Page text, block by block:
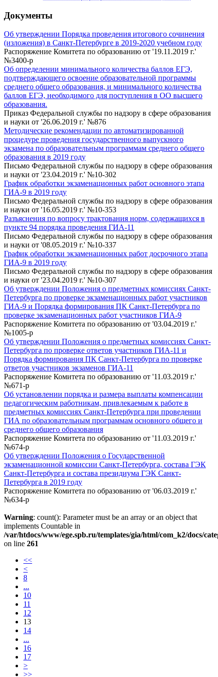
Документы
Об утверждении Порядка проведения итогового сочинения
(изложения) в Санкт-Петербурге в 2019-2020 учебном году
Распоряжение Комитета по образованию от '19.11.2019 г.'
№3400-р
Об определении минимального количества баллов ЕГЭ,
подтверждающего освоение образовательной программы
среднего общего образования, и минимального количества
баллов ЕГЭ, необходимого для поступления в ОО высшего
образования.
Приказ Федеральной службы по надзору в сфере образования
и науки от '26.06.2019 г.' №876
Методические рекомендации по автоматизированной
процедуре проведения государственного выпускного
экзамена по образовательным программам среднего общего
образования в 2019 году
Письмо Федеральной службы по надзору в сфере образования
и науки от '23.04.2019 г.' №10-302
График обработки экзаменационных работ основного этапа
ГИА-9 в 2019 году
Письмо Федеральной службы по надзору в сфере образования
и науки от '16.05.2019 г.' №10-353
Разъяснения по вопросу трактования норм, содержащихся в
пункте 94 порядка проведения ГИА-11
Письмо Федеральной службы по надзору в сфере образования
и науки от '08.05.2019 г.' №10-337
График обработки экзаменационных работ досрочного этапа
ГИА-9 в 2019 году
Письмо Федеральной службы по надзору в сфере образования
и науки от '23.04.2019 г.' №10-307
Об утверждении Положения о предметных комиссиях Санкт-
Петербурга по проверке экзаменационных работ участников
ГИА-9 и Порядка формирования ПК Санкт-Петербурга по
проверке экзаменационных работ участников ГИА-9
Распоряжение Комитета по образованию от '03.04.2019 г.'
№1005-р
Об утверждении Положения о предметных комиссиях Санкт-
Петербурга по проверке ответов участников ГИА-11 и
Порядка формирования ПК Санкт-Петербурга по проверке
ответов участников экзаменов ГИА-11
Распоряжение Комитета по образованию от '11.03.2019 г.'
№671-р
Об установлении порядка и размера выплаты компенсации
педагогическим работникам, привлекаемым к работе в
предметных комиссиях Санкт-Петербурга при проведении
ГИА по образовательным программам основного общего и
среднего общего образования
Распоряжение Комитета по образованию от '11.03.2019 г.'
№674-р
Об утверждении Положения о Государственной
экзаменационной комиссии Санкт-Петербурга, состава ГЭК
Санкт-Петербурга и состава президиума ГЭК Санкт-
Петербурга в 2019 году
Распоряжение Комитета по образованию от '06.03.2019 г.'
№634-р
Warning: count(): Parameter must be an array or an object that
implements Countable in
/var/htdocs/www/ege.spb.ru/templates/gia/html/com_k2/docs/
on line 261
<<
<
8
...
10
11
12
13
14
...
16
17
>
>>